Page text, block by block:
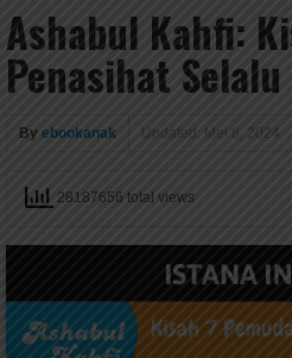
Ashabul Kahfi:
Penasihat
By ebookanak Updated: Mei 8, 2024
28187656 total views